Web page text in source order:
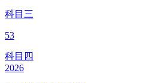
科目三
53
科目四
2026